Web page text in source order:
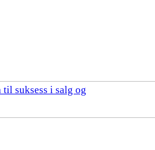
suksess i salg og